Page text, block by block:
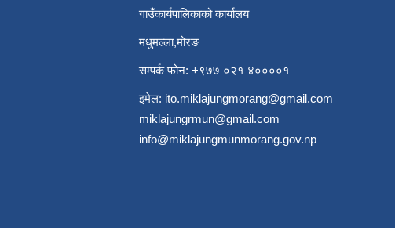
गाउँकार्यपालिकाको कार्यालय
मधुमल्ला,मोरङ
सम्पर्क फोन: +९७७ ०२१ ४००००१
इमेल: ito.miklajungmorang@gmail.com
miklajungrmun@gmail.com
info@miklajungmunmorang.gov.np